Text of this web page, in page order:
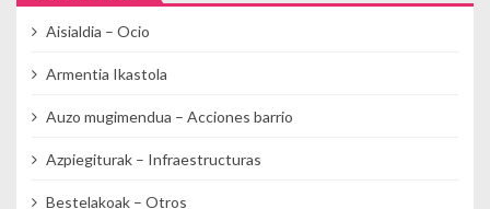
Aisialdia – Ocio
Armentia Ikastola
Auzo mugimendua – Acciones barrio
Azpiegiturak – Infraestructuras
Bestelakoak – Otros